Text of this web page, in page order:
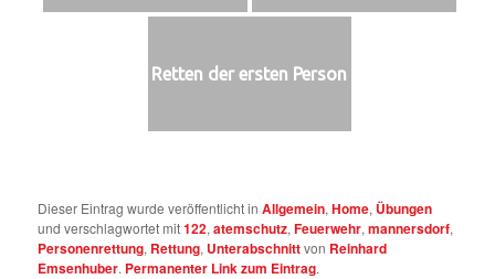
Retten der ersten Person
Dieser Eintrag wurde veröffentlicht inAllgemein,Home, Übungen
und verschlagwortet mit122,atemschutz,Feuerwehr,mannersdorf,
Personenrettung, Rettung, Unterabschnittvon Reinhard
Emsenhuber. Permanenter Link zum Eintrag.